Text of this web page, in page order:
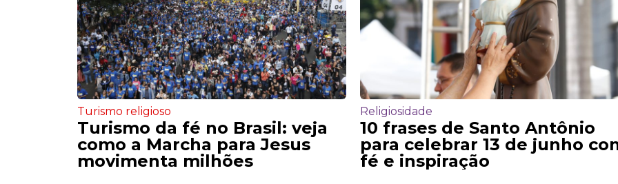
Turismo religioso
Turismo da fé no Brasil: veja
como a Marcha para Jesus
movimenta milhões
Religiosidade
10 frases de Santo Antônio
para celebrar 13 de junho
fé e inspiração